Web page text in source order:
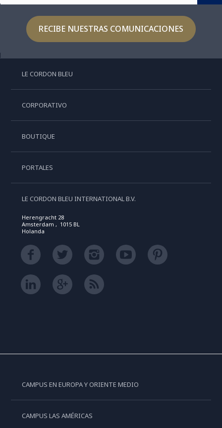
RECIBE NUESTRAS COMUNICACIONES
LE CORDON BLEU
CORPORATIVO
BOUTIQUE
PORTALES
LE CORDON BLEU INTERNATIONAL B.V.
Herengracht 28
Amsterdam , 1015 BL
Holanda
CAMPUS EN EUROPA Y ORIENTE MEDIO
CAMPUS LAS AMÉRICAS